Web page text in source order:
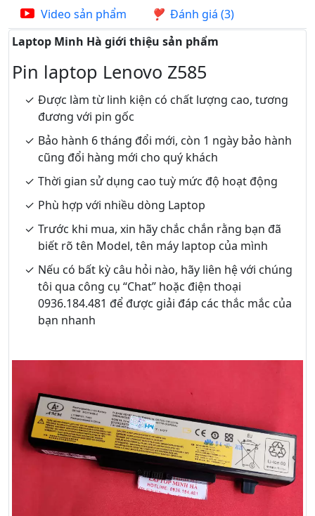
Video sản phẩm
Đánh giá (3)
Laptop Minh Hà giới thiệu sản phẩm
Pin laptop Lenovo Z585
Được làm từ linh kiện có chất lượng cao, tương
đương với pin gốc
Bảo hành 6 tháng đổi mới, còn 1 ngày bảo hành
cũng đổi hàng mới cho quý khách
Thời gian sử dụng cao tuỳ mức độ hoạt động
Phù hợp với nhiều dòng Laptop
Trước khi mua, xin hãy chắc chắn rằng bạn đã
biết rõ tên Model, tên máy laptop của mình
Nếu có bất kỳ câu hỏi nào, hãy liên hệ với chúng
tôi qua công cụ “Chat” hoặc điện thoại
0936.184.481 để được giải đáp các thắc mắc của
bạn nhanh